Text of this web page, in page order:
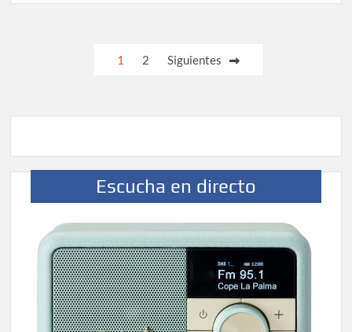
Paginación1 2 Siguientes
Escucha en directo